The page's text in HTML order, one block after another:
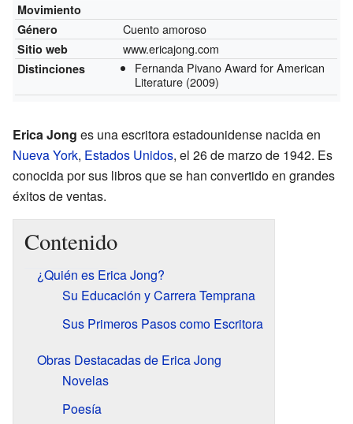
Movimiento
Género
Cuento amoroso
Sitio web www.ericajong.com
Distinciones
Fernanda Pivano Award for American
Literature (2009)
Erica Jong es una escritora estadounidense nacida en
Nueva York, Estados Unidos, el 26 de marzo de 1942. Es
conocida por sus libros que se han convertido en grandes
éxitos de ventas.
Contenido
¿Quién es Erica Jong?
Su Educación y Carrera Temprana
Sus Primeros Pasos como Escritora
Obras Destacadas de Erica Jong
Novelas
Poesía